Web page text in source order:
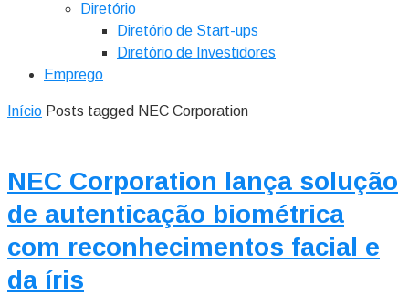
Diretório
Diretório de Start-ups
Diretório de Investidores
Emprego
Início Posts tagged NEC Corporation
NEC Corporation lança solução
de autenticação biométrica
com reconhecimentos facial e
da íris